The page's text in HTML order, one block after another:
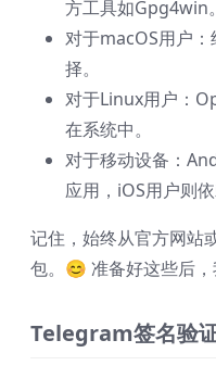
方工具如Gpg4win。
对于macOS用户
择。
对于Linux用户：
在系统中。
对于移动设备：
应用，iOS用户则
记住，始终从官方网站
包。😊 准备好这些后，
Telegram签名验